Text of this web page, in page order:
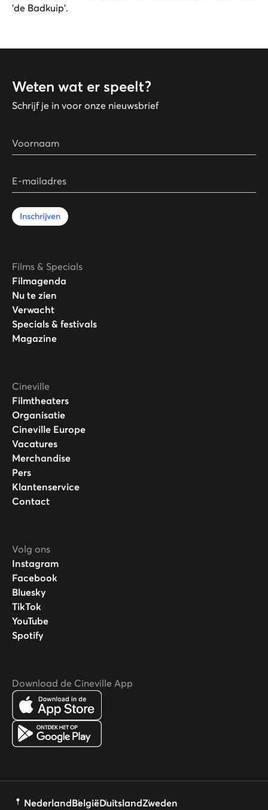
'de Badkuip'.
Weten wat er speelt?
Schrijf je in voor onze nieuwsbrief
Voornaam
E-mailadres
Inschrijven
Films & Specials
Filmagenda
Nu te zien
Verwacht
Specials & festivals
Magazine
Cineville
Filmtheaters
Organisatie
Cineville Europe
Vacatures
Merchandise
Pers
Klantenservice
Contact
Volg ons
Instagram
Facebook
Bluesky
TikTok
YouTube
Spotify
Download de Cineville App
NederlandBelgiëDuitslandZweden